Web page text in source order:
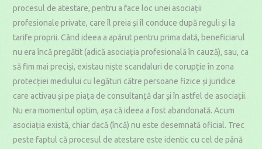
procesul de atestare, pentru a face loc unei asociații
profesionale private, care îl preia și îl conduce după reguli și la
tarife proprii. Când ideea a apărut pentru prima dată, beneficiarul
nu era încă pregătit (adică asociația profesională în cauză), sau, ca
să fim mai preciși, existau niște scandaluri de corupție în zona
protecției mediului cu legături către persoane fizice și juridice
care activau și pe piața de consultanță dar și în astfel de asociații.
Nu era momentul optim, așa că ideea a fost abandonată. Acum
asociația există, chiar dacă (încă) nu este desemnată oficial. Trec
peste faptul că procesul de atestare este identic cu cel de până